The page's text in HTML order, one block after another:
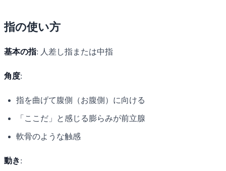
指の使い方
基本の指: 人差し指または中指
角度:
指を曲げて腹側（お腹側）に向ける
「ここだ」と感じる膨らみが前立腺
軟骨のような触感
動き: